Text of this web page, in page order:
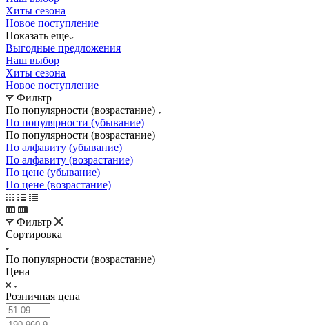
Хиты сезона
Новое поступление
Показать еще
Выгодные предложения
Наш выбор
Хиты сезона
Новое поступление
Фильтр
По популярности (возрастание)
По популярности (убывание)
По популярности (возрастание)
По алфавиту (убывание)
По алфавиту (возрастание)
По цене (убывание)
По цене (возрастание)
Фильтр
Сортировка
По популярности (возрастание)
Цена
Розничная цена